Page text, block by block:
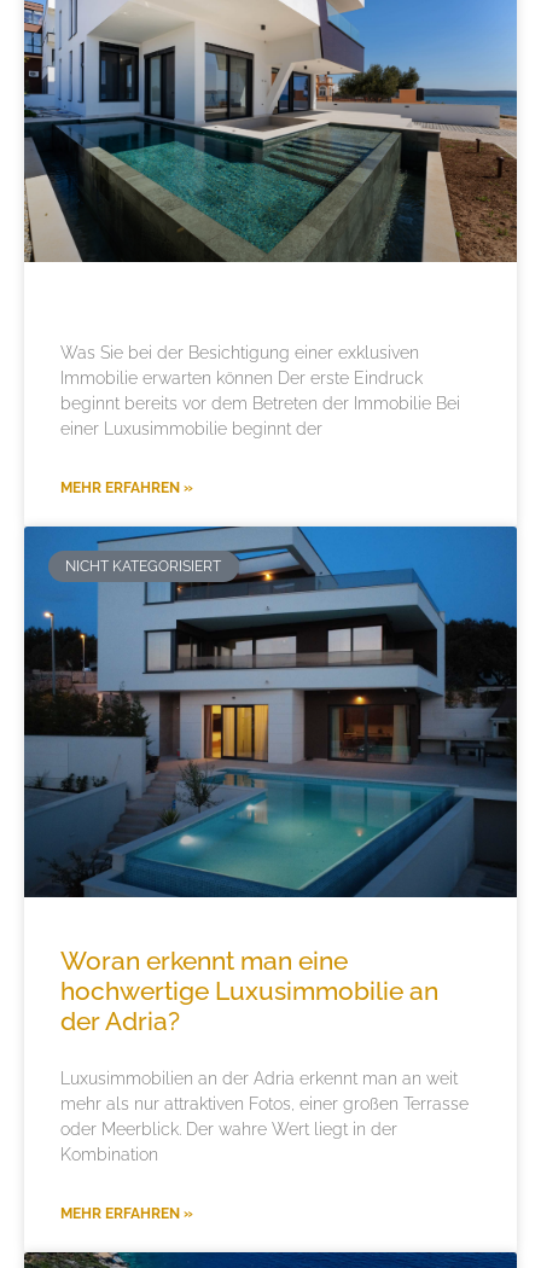
Was Sie bei der Besichtigung einer exklusiven
Immobilie erwarten können Der erste Eindruck
beginnt bereits vor dem Betreten der Immobilie Bei
einer Luxusimmobilie beginnt der
MEHR ERFAHREN »
NICHT KATEGORISIERT
Woran erkennt man eine
hochwertige Luxusimmobilie an
der Adria?
Luxusimmobilien an der Adria erkennt man an weit
mehr als nur attraktiven Fotos, einer großen Terrasse
oder Meerblick. Der wahre Wert liegt in der
Kombination
MEHR ERFAHREN »